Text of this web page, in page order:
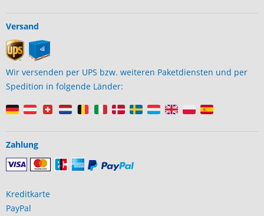
Versand
Wir versenden per UPS bzw. weiteren Paketdiensten und per
Spedition in folgende Länder:
Zahlung
Kreditkarte
PayPal